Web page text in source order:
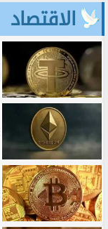
الاقتصاد